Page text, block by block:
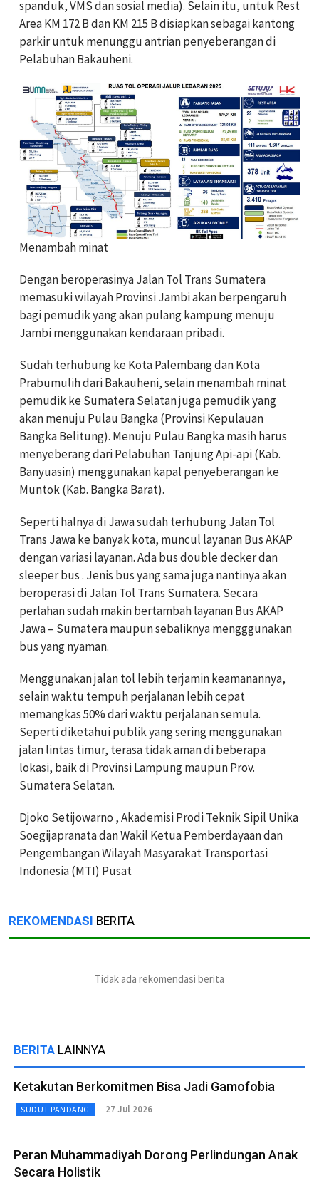
spanduk, VMS dan sosial media). Selain itu, untuk Rest
Area KM 172 B dan KM 215 B disiapkan sebagai kantong
parkir untuk menunggu antrian penyeberangan di
Pelabuhan Bakauheni.
Menambah minat
Dengan beroperasinya Jalan Tol Trans Sumatera
memasuki wilayah Provinsi Jambi akan berpengaruh
bagi pemudik yang akan pulang kampung menuju
Jambi menggunakan kendaraan pribadi.
Sudah terhubung ke Kota Palembang dan Kota
Prabumulih dari Bakauheni, selain menambah minat
pemudik ke Sumatera Selatan juga pemudik yang
akan menuju Pulau Bangka (Provinsi Kepulauan
Bangka Belitung). Menuju Pulau Bangka masih harus
menyeberang dari Pelabuhan Tanjung Api-api (Kab.
Banyuasin) menggunakan kapal penyeberangan ke
Muntok (Kab. Bangka Barat).
Seperti halnya di Jawa sudah terhubung Jalan Tol
Trans Jawa ke banyak kota, muncul layanan Bus AKAP
dengan variasi layanan. Ada bus double decker dan
sleeper bus . Jenis bus yang sama juga nantinya akan
beroperasi di Jalan Tol Trans Sumatera. Secara
perlahan sudah makin bertambah layanan Bus AKAP
Jawa – Sumatera maupun sebaliknya mengggunakan
bus yang nyaman.
Menggunakan jalan tol lebih terjamin keamanannya,
selain waktu tempuh perjalanan lebih cepat
memangkas 50% dari waktu perjalanan semula.
Seperti diketahui publik yang sering menggunakan
jalan lintas timur, terasa tidak aman di beberapa
lokasi, baik di Provinsi Lampung maupun Prov.
Sumatera Selatan.
Djoko Setijowarno , Akademisi Prodi Teknik Sipil Unika
Soegijapranata dan Wakil Ketua Pemberdayaan dan
Pengembangan Wilayah Masyarakat Transportasi
Indonesia (MTI) Pusat
REKOMENDASI BERITA
Tidak ada rekomendasi berita
BERITA LAINNYA
Ketakutan Berkomitmen Bisa Jadi Gamofobia
SUDUT PANDANG 27 Jul 2026
Peran Muhammadiyah Dorong Perlindungan Anak
Secara Holistik